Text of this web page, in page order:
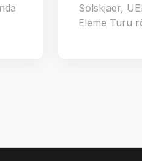
Solskjaer,
Eleme Turu